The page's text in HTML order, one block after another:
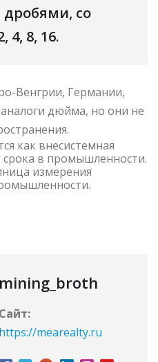
со
4, 8, 16.
Венгрии, Германии,
дюйма, но они не
как внесистемная
срока в промышленности.
измерения
mining_broth
Сайт:
https://mearealty.ru